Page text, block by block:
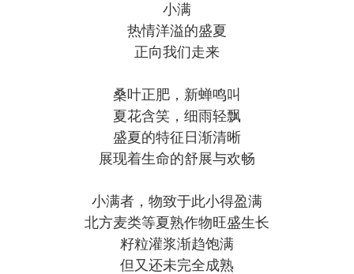
小满
热情洋溢的盛夏
正向我们走来
桑叶正肥，新蝉鸣叫
夏花含笑，细雨轻飘
盛夏的特征日渐清晰
展现着生命的舒展与欢畅
小满者，物致于此小得盈满
北方麦类等夏熟作物旺盛生长
籽粒灌浆渐趋饱满
但又还未完全成熟